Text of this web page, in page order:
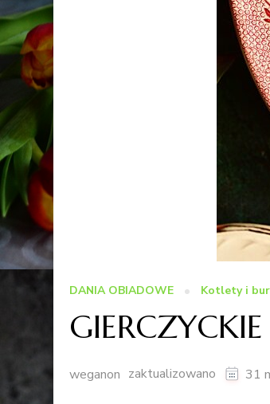
DANIA OBIADOWE Kotlety i
weganon zaktualizowano 31